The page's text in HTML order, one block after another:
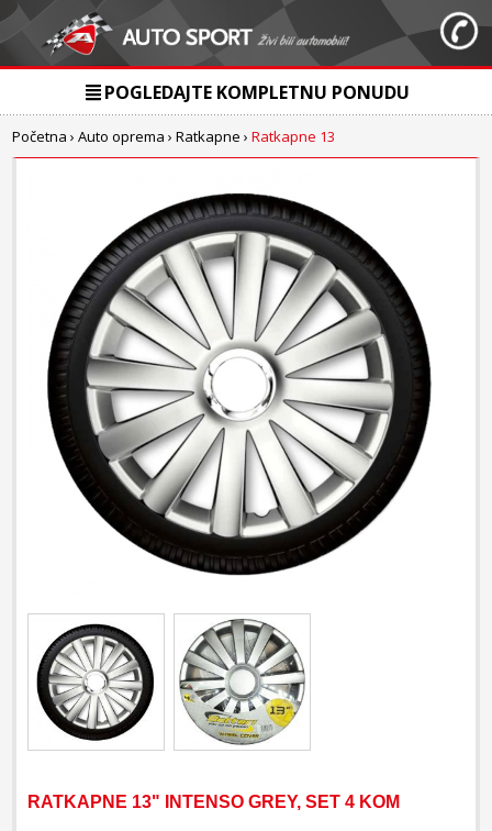
POGLEDAJTE KOMPLETNU PONUDU
Početna ›Auto oprema ›Ratkapne ›Ratkapne 13
RATKAPNE 13" INTENSO GREY, SET 4 KOM